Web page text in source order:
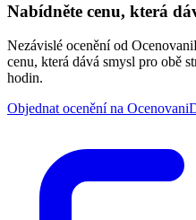
Nabídněte cenu, která
Nezávislé ocenění od
cenu, která dává smysl pro obě
hodin.
Objednat ocenění na